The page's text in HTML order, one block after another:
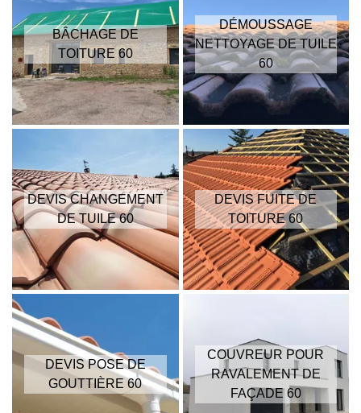
BÂCHAGE DE
TOITURE 60
DÉMOUSSAGE
NETTOYAGE DE TUILE
60
DEVIS CHANGEMENT
DE TUILE 60
DEVIS FUITE DE
TOITURE 60
DEVIS POSE DE
GOUTTIÈRE 60
COUVREUR POUR
RAVALEMENT DE
FAÇADE 60